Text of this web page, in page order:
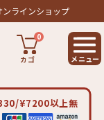
ラインショップ
カゴ
0
¥7200以上無